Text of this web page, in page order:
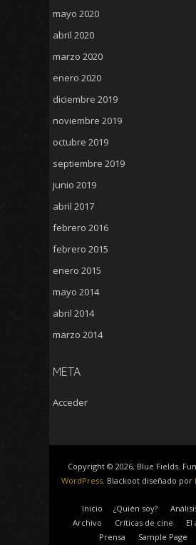
mayo 2020
abril 2020
marzo 2020
enero 2020
diciembre 2019
noviembre 2019
octubre 2019
septiembre 2019
junio 2019
abril 2017
febrero 2016
febrero 2015
enero 2015
mayo 2014
abril 2014
marzo 2014
META
Acceder
Copyright © 2026, Blue Fields.
WordPress. Blackoot diseñado por
Inicio ¿Quién soy?
Archivo
Críticas de cine El
Prensa
Sample Page